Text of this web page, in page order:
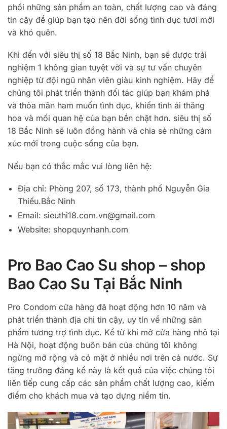
phối những sản phẩm an toàn, chất lượng cao và đáng
tin cậy để giúp bạn tạo nên đời sống tình dục tươi mới
và khó quên.
Khi đến với siêu thị số 18 Bắc Ninh, bạn sẽ được trải
nghiệm 1 không gian tuyệt vời và sự tư vấn chuyên
nghiệp từ đội ngũ nhân viên giàu kinh nghiệm. Hãy để
chúng tôi phát triển thành đối tác giúp bạn khám phá
và thỏa mãn ham muốn tình dục, khiến tình ái thăng
hoa và mối quan hệ của bạn bền chặt hơn. siêu thị số
18 Bắc Ninh sẽ luôn đồng hành và chia sẻ những cảm
xúc mới trong cuộc sống của bạn.
Nếu bạn có thắc mắc vui lòng liên hệ:
Địa chỉ: Phòng 207, số 173, thành phố Nguyễn Gia
Thiếu.Bắc Ninh
Email: sieuthi18.com.vn@gmail.com
Website: shopquynhanh.com
Pro Bao Cao Su shop – shop
Bao Cao Su Tại Bắc Ninh
Pro Condom cửa hàng đã hoạt động hơn 10 năm và
phát triển thành địa chỉ tin cậy, uy tín về những sản
phẩm tương trợ tình dục. Kể từ khi mở cửa hàng nhỏ tại
Hà Nội, hoạt động buôn bán của chúng tôi không
ngừng mở rộng và có mặt ở nhiều nơi trên cả nước. Sự
tăng trưởng đáng kể này là kết quả của việc chúng tôi
liên tiếp cung cấp các sản phẩm chất lượng cao, kiếm
điểm cho khách mua và tạo dựng niềm tin.